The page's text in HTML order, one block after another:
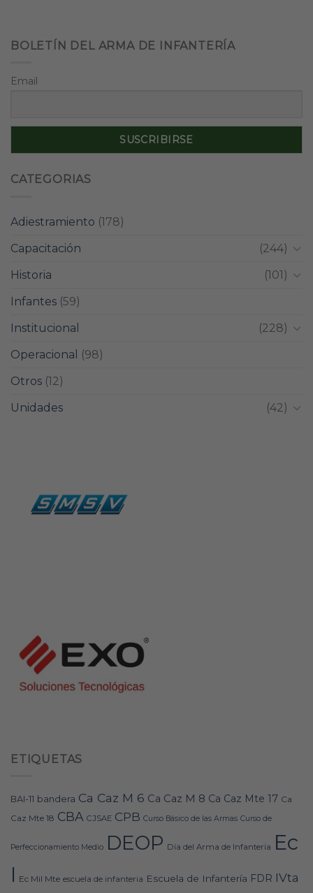
BOLETÍN DEL ARMA DE INFANTERÍA
Email
CATEGORIAS
Adiestramiento (178)
Capacitación
(244)
Historia
(101)
Infantes (59)
Institucional
(228)
Operacional
(98)
Otros (12)
Unidades
(42)
ETIQUETAS
BAI-11 bandera Ca Caz M 6 Ca Caz M 8 Ca Caz Mte 17 Ca
Caz Mte 18 CBA CJSAE CPB Curso Básico de las Armas Curso de
Perfeccionamiento Medio DEOP Día del Arma de Infantería Ec
I Ec Mil Mte escuela de infanteria Escuela de Infantería FDR IVta